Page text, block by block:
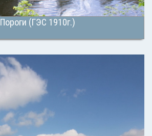
Пороги (ГЭС 1910г.)